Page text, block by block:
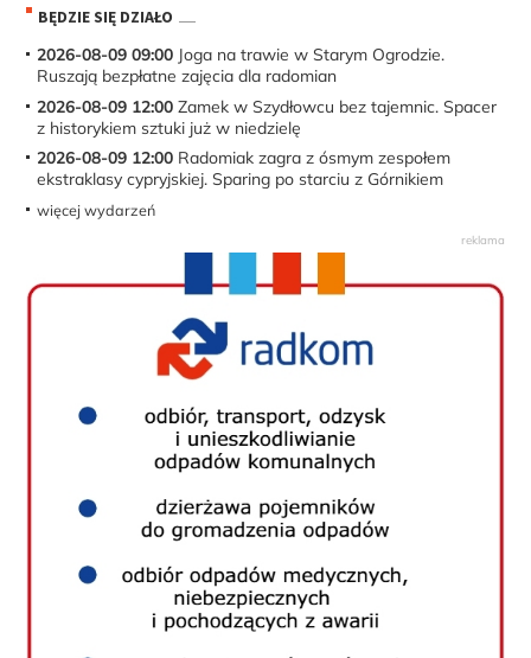
BĘDZIE SIĘ DZIAŁO
2026-08-09 09:00 Joga na trawie w Starym Ogrodzie.
Ruszają bezpłatne zajęcia dla radomian
2026-08-09 12:00 Zamek w Szydłowcu bez tajemnic. Spacer
z historykiem sztuki już w niedzielę
2026-08-09 12:00 Radomiak zagra z ósmym zespołem
ekstraklasy cypryjskiej. Sparing po starciu z Górnikiem
więcej wydarzeń